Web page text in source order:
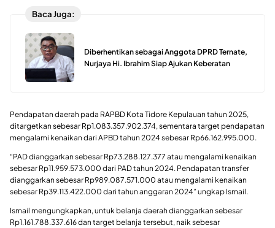
Baca Juga:
Diberhentikan sebagai Anggota DPRD Ternate,
Nurjaya Hi. Ibrahim Siap Ajukan Keberatan
Pendapatan daerah pada RAPBD Kota Tidore Kepulauan tahun 2025,
ditargetkan sebesar Rp1.083.357.902.374, sementara target pendapatan
mengalami kenaikan dari APBD tahun 2024 sebesar Rp66.162.995.000.
“PAD dianggarkan sebesar Rp73.288.127.377 atau mengalami kenaikan
sebesar Rp11.959.573.000 dari PAD tahun 2024. Pendapatan transfer
dianggarkan sebesar Rp989.087.571.000 atau mengalami kenaikan
sebesar Rp39.113.422.000 dari tahun anggaran 2024” ungkap Ismail.
Ismail mengungkapkan, untuk belanja daerah dianggarkan sebesar
Rp1.161.788.337.616 dan target belanja tersebut, naik sebesar